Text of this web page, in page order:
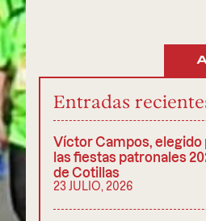
Entradas
Víctor Campos, elegido
las fiestas patronales
de Cotillas
23 JULIO, 2026